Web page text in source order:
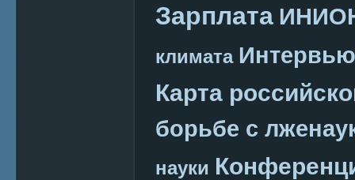
Зарплата
климата Интервью
Карта
борьбе с
науки